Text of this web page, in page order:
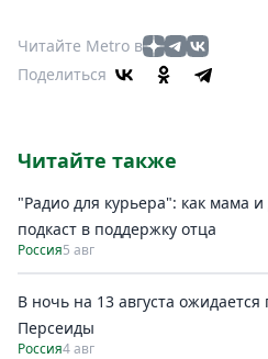
Читайте Metro в
Поделиться
Читайте также
"Радио для курьера": как мама
подкаст в поддержку отца
Россия5 авг
В ночь на 13 августа ожидается
Персеиды
Россия4 авг